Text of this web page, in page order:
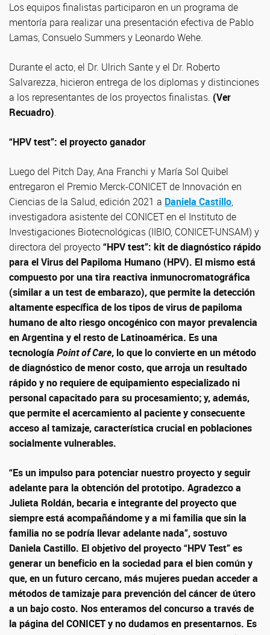
Los equipos finalistas participaron en un programa de
mentoría para realizar una presentación efectiva de Pablo
Lamas, Consuelo Summers y Leonardo Wehe.
Durante el acto, el Dr. Ulrich Sante y el Dr. Roberto
Salvarezza, hicieron entrega de los diplomas y distinciones
a los representantes de los proyectos finalistas. (Ver
Recuadro).
“HPV test”: el proyecto ganador
Luego del Pitch Day, Ana Franchi y María Sol Quibel
entregaron el Premio Merck-CONICET de Innovación en
Ciencias de la Salud, edición 2021 a Daniela Castillo,
investigadora asistente del CONICET en el Instituto de
Investigaciones Biotecnológicas (IIBIO, CONICET-UNSAM) y
directora del proyecto“HPV test”: kit de diagnóstico rápido
para el Virus del Papiloma Humano (HPV). El mismo está
compuesto por una tira reactiva inmunocromatográfica
(similar a un test de embarazo), que permite la detección
altamente específica de los tipos de virus de papiloma
humano de alto riesgo oncogénico con mayor prevalencia
en Argentina y el resto de Latinoamérica. Es una
tecnología Point of Care, lo que lo convierte en un método
de diagnóstico de menor costo, que arroja un resultado
rápido y no requiere de equipamiento especializado ni
personal capacitado para su procesamiento; y, además,
que permite el acercamiento al paciente y consecuente
acceso al tamizaje, característica crucial en poblaciones
socialmente vulnerables.
“Es un impulso para potenciar nuestro proyecto y seguir
adelante para la obtención del prototipo. Agradezco a
Julieta Roldán, becaria e integrante del proyecto que
siempre está acompañándome y a mi familia que sin la
familia no se podría llevar adelante nada”, sostuvo
Daniela Castillo. El objetivo del proyecto “HPV Test” es
generar un beneficio en la sociedad para el bien común y
que, en un futuro cercano, más mujeres puedan acceder a
métodos de tamizaje para prevención del cáncer de útero
a un bajo costo. Nos enteramos del concurso a través de
la página del CONICET y no dudamos en presentarnos. Es